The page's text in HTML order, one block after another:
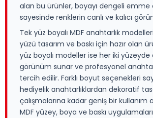
alan bu ürünler, boyayı dengeli emme
sayesinde renklerin canlı ve kalıcı
Tek yüz boyalı MDF anahtarlık
yüzü tasarım ve baskı için hazır olan
yüz boyalı modeller ise her iki
görünüm sunar ve profesyonel
tercih edilir. Farklı boyut seçenekleri
hediyelik anahtarlıklardan dekoratif
çalışmalarına kadar geniş bir kullanım
MDF yüzey, boya ve baskı